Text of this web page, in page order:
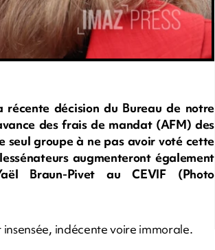
décision du Bureau de notre
des frais de mandat (AFM) des
seul groupe à ne pas avoir voté cette
augmenteront également
Braun-Pivet au CEVIF (Photo
indécente voire immorale.